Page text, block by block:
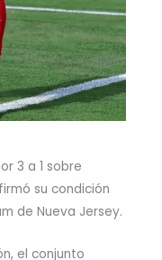
3 a 1 sobre
su condición
de Nueva Jersey.
el conjunto